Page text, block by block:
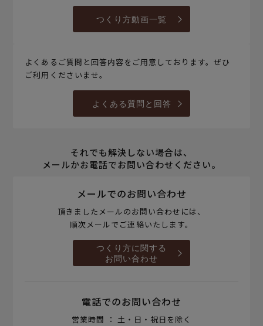
つくり方動画一覧
よくあるご質問と回答内容をご用意しております。ぜひ
ご利用くださいませ。
よくある質問と回答
それでも解決しない場合は、
メールかお電話でお問い合わせください。
メールでのお問い合わせ
頂きましたメールのお問い合わせには、
順次メールでご連絡いたします。
つくり方に関する
お問い合わせ
電話でのお問い合わせ
営業時間 ： 土・日・祝日を除く